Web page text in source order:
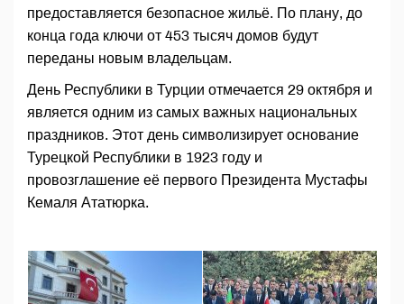
предоставляется безопасное жильё. По плану, до
конца года ключи от 453 тысяч домов будут
переданы новым владельцам.
День Республики в Турции отмечается 29 октября и
является одним из самых важных национальных
праздников. Этот день символизирует основание
Турецкой Республики в 1923 году и
провозглашение её первого Президента Мустафы
Кемаля Ататюрка.